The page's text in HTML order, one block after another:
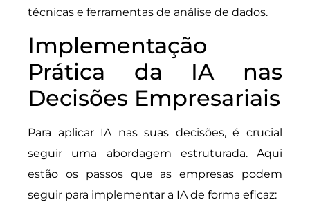
técnicas e ferramentas de análise de dados.
Implementação
Prática da IA nas
Decisões Empresariais
Para aplicar IA nas suas decisões, é crucial
seguir uma abordagem estruturada. Aqui
estão os passos que as empresas podem
seguir para implementar a IA de forma eficaz: